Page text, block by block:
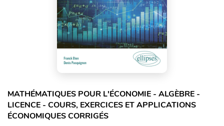
MATHÉMATIQUES POUR L'ÉCONOMIE - ALGÈBRE -
LICENCE - COURS, EXERCICES ET APPLICATIONS
ÉCONOMIQUES CORRIGÉS